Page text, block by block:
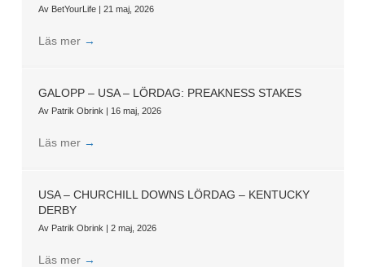
Av BetYourLife | 21 maj, 2026
Läs mer →
GALOPP – USA – LÖRDAG: PREAKNESS STAKES
Av Patrik Obrink | 16 maj, 2026
Läs mer →
USA – CHURCHILL DOWNS LÖRDAG – KENTUCKY
DERBY
Av Patrik Obrink | 2 maj, 2026
Läs mer →